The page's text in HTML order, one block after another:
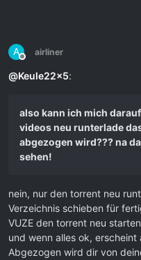
A
Offline
airliner
@Keule22x5:
also kann ich mich
videos neu runterlade
abgezogen wird??? na
sehen!
nein, nur den torrent neu
Verzeichnis schieben für
VUZE den torrent neu
und wenn alles ok, erscheint
Abgezogen wird dir von